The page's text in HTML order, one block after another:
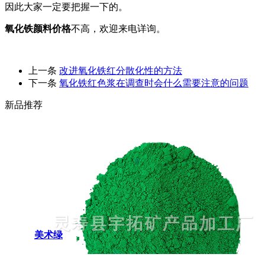
因此大家一定要把握一下的。
氧化铁颜料价格不高，欢迎来电详询。
上一条 改进氧化铁红分散化性的方法
下一条 氧化铁红色浆在调查时会什么需要注意的问题
新品推荐
美术绿